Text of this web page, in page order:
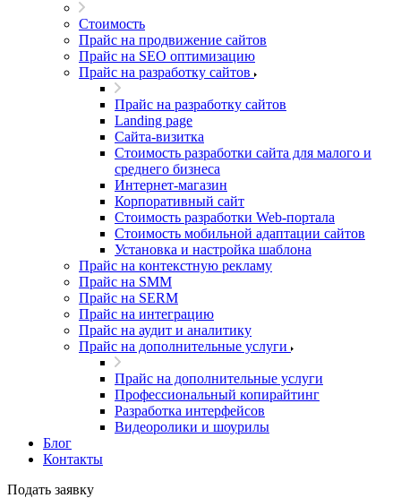
Стоимость
Прайс на продвижение сайтов
Прайс на SEO оптимизацию
Прайс на разработку сайтов
Прайс на разработку сайтов
Landing page
Cайта-визитка
Стоимость разработки сайта для малого и
среднего бизнеса
Интернет-магазин
Корпоративный сайт
Стоимость разработки Web-портала
Стоимость мобильной адаптации сайтов
Установка и настройка шаблона
Прайс на контекстную рекламу
Прайс на SMM
Прайс на SERM
Прайс на интеграцию
Прайс на аудит и аналитику
Прайс на дополнительные услуги
Прайс на дополнительные услуги
Профессиональный копирайтинг
Разработка интерфейсов
Видеоролики и шоурилы
Блог
Контакты
Подать заявку